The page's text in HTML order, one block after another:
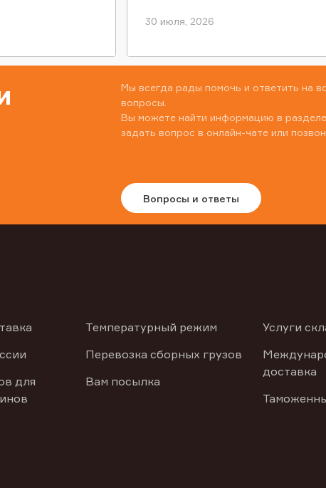
30 июля, 2026
Мы всегда рады помочь и ответить на
вопросы.
Вы можете найти информацию в разделе
задать вопрос в онлайн-чате или
Вопросы и ответы
для
Температурный режим
Перевозка сборных грузов
Вам посылка
Услуги
доставка